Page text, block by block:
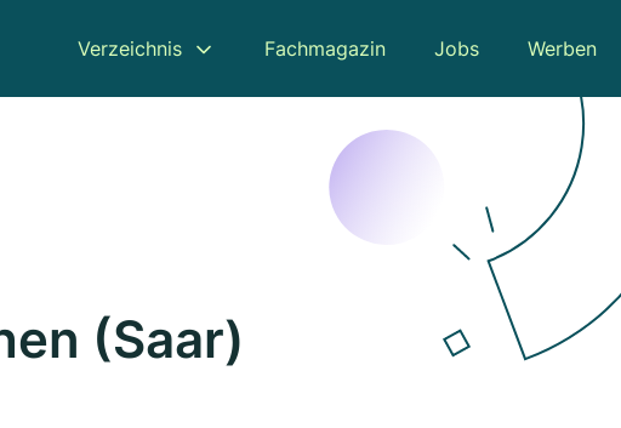
Verzeichnis Fachmagazin Jobs Werben
(Saar)